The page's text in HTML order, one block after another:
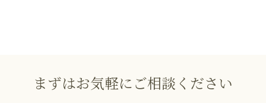
まずはお気軽にご相談ください